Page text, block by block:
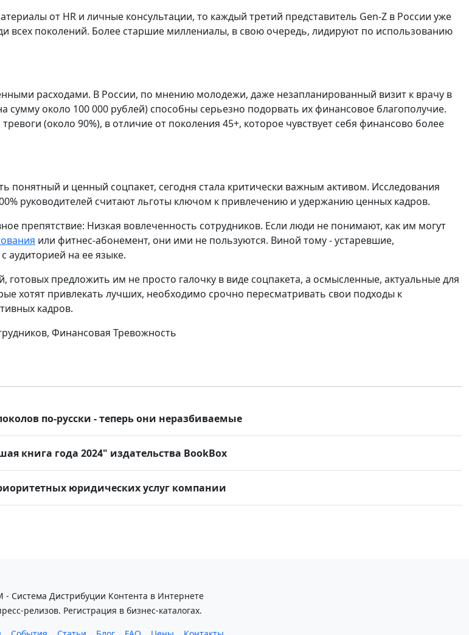
от HR и личные консультации, то каждый третий представитель Gen-Z в России уже
всех поколений. Более старшие миллениалы, в свою очередь, лидируют по использованию
расходами. В России, по мнению молодежи, даже незапланированный визит к врачу в
около 100 000 рублей) способны серьезно подорвать их финансовое благополучие.
(около 90%), в отличие от поколения 45+, которое чувствует себя финансово более
понятный и ценный соцпакет, сегодня стала критически важным активом. Исследования
руководителей считают льготы ключом к привлечению и удержанию ценных кадров.
препятствие: Низкая вовлеченность сотрудников. Если люди не понимают, как им могут
или фитнес-абонемент, они ими не пользуются. Виной тому - устаревшие,
аудиторией на ее языке.
предложить им не просто галочку в виде соцпакета, а осмысленные, актуальные для
хотят привлекать лучших, необходимо срочно пересматривать свои подходы к
кадров.
Финансовая Тревожность
по-русски - теперь они неразбиваемые
книга года 2024" издательства BookBox
юридических услуг компании
- Система Дистрибуции Контента в Интернете
релизов. Регистрация в бизнес-каталогах.